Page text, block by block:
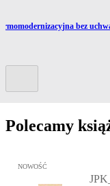
do artykułu: bez
Polecamy
Przejdź do:
NOWOŚĆ